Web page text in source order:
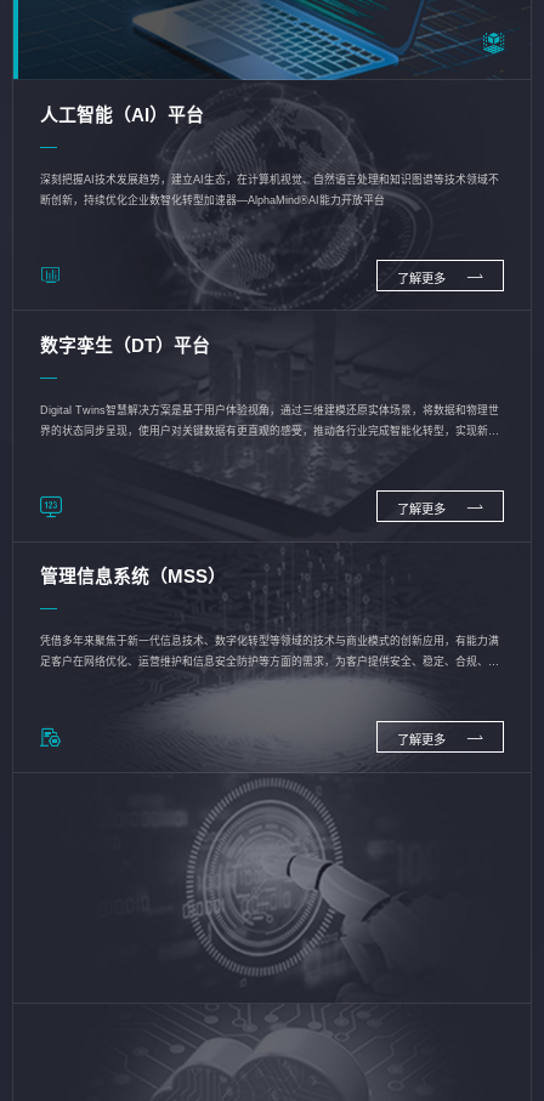
人工智能（AI）平台
深刻把握AI技术发展趋势，建立AI生态，在计算机视觉、自然语言处理和知识图谱等技术领域不
断创新，持续优化企业数智化转型加速器—AlphaMind®AI能力开放平台
了解更多
数字孪生（DT）平台
Digital Twins智慧解决方案是基于用户体验视角，通过三维建模还原实体场景，将数据和物理世
界的状态同步呈现，使用户对关键数据有更直观的感受，推动各行业完成智能化转型，实现新旧
了解更多
管理信息系统（MSS）
凭借多年来聚焦于新一代信息技术、数字化转型等领域的技术与商业模式的创新应用，有能力满
足客户在网络优化、运营维护和信息安全防护等方面的需求，为客户提供安全、稳定、合规、持
了解更多